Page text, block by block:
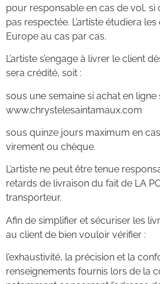
pour responsable en cas de vol, si
pas respectée. L’artiste étudiera
Europe au cas par cas.
L’artiste s’engage à livrer le client
sera crédité, soit :
sous une semaine si achat en ligne
www.chrystelesaintamaux.com
sous quinze jours maximum en
virement ou chèque.
L’artiste ne peut être tenue
retards de livraison du fait de LA
transporteur.
Afin de simplifier et sécuriser les
au client de bien vouloir vérifier :
l’exhaustivité, la précision et la
renseignements fournis lors de la